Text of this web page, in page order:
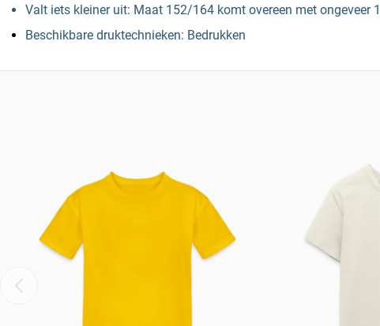
Valt iets kleiner uit: Maat 152/164 komt overeen met ongeveer
Beschikbare druktechnieken: Bedrukken